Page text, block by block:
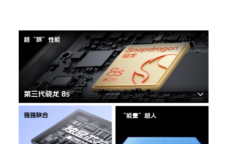
X300 Pro X300
S30 Pro mini S30
Y500 Pro Y500
iQOO 15 Ultra
超“狠”性能
第三代骁龙 8s
强强联合 “能量”超人